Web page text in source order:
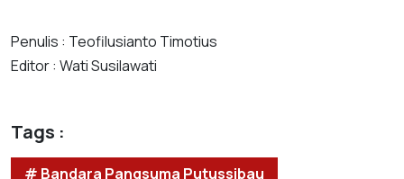
Penulis : Teofilusianto Timotius
Editor : Wati Susilawati
Tags :
# Bandara Pangsuma Putussibau